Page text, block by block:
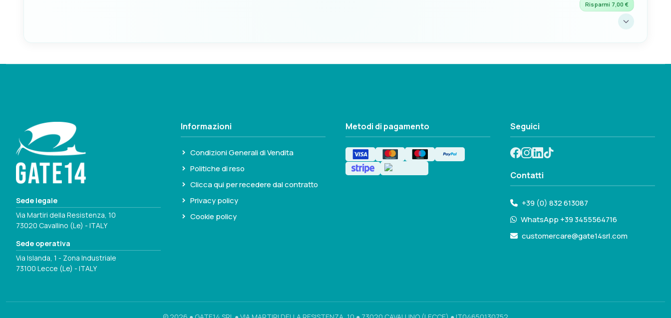
Risparmi 7,00 €
Sede legale
Via Martiri della Resistenza, 10
73020 Cavallino (Le) - ITALY
Sede operativa
Via Islanda, 1 - Zona Industriale
73100 Lecce (Le) - ITALY
Informazioni
Condizioni Generali di Vendita
Politiche di reso
Clicca qui per recedere dal contratto
Privacy policy
Cookie policy
Metodi di pagamento Seguici
Contatti
+39 (0) 832 613087
WhatsApp +39 3455564716
customercare@gate14srl.com